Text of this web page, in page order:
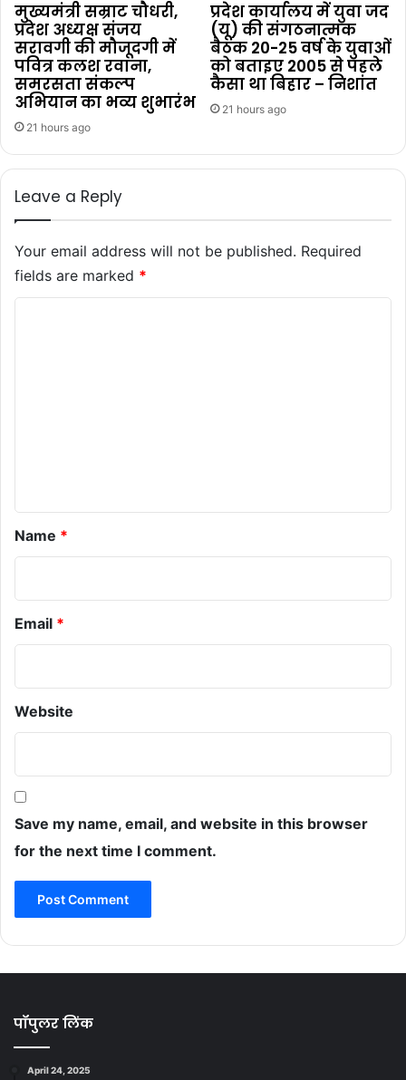
मुख्यमंत्री सम्राट चौधरी,
प्रदेश अध्यक्ष संजय
सरावगी की मौजूदगी में
पवित्र कलश रवाना,
समरसता संकल्प
अभियान का भव्य शुभारंभ
21 hours ago
प्रदेश कार्यालय में युवा जद
(यू) की संगठनात्मक
बैठक 20-25 वर्ष के युवाओं
को बताइए 2005 से पहले
कैसा था बिहार – निशांत
21 hours ago
Leave a Reply
Your email address will not be published. Required
fields are marked *
Name *
Email *
Website
Save my name, email, and website in this browser
for the next time I comment.
पॉपुलर लिंक
April 24, 2025